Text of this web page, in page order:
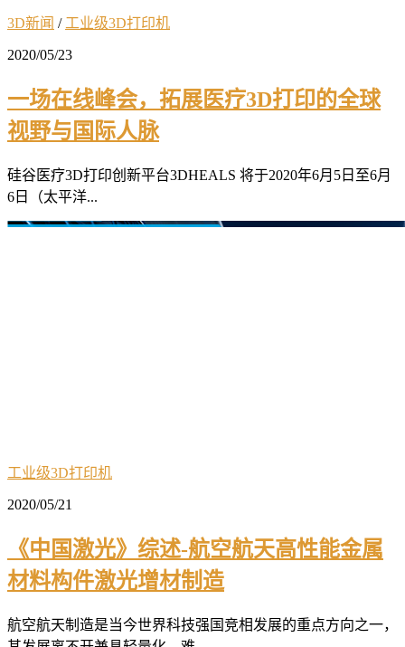
3D新闻 / 工业级3D打印机
2020/05/23
一场在线峰会，拓展医疗3D打印的全球
视野与国际人脉
硅谷医疗3D打印创新平台3DHEALS 将于2020年6月5日至6月
6日（太平洋...
工业级3D打印机
2020/05/21
《中国激光》综述-航空航天高性能金属
材料构件激光增材制造
航空航天制造是当今世界科技强国竞相发展的重点方向之一，